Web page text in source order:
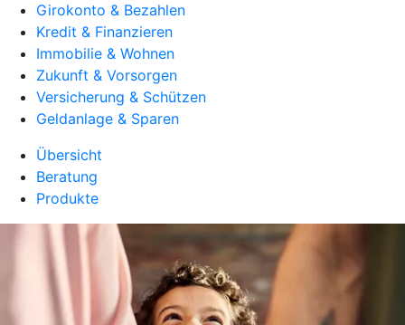
Girokonto & Bezahlen
Kredit & Finanzieren
Immobilie & Wohnen
Zukunft & Vorsorgen
Versicherung & Schützen
Geldanlage & Sparen
Übersicht
Beratung
Produkte